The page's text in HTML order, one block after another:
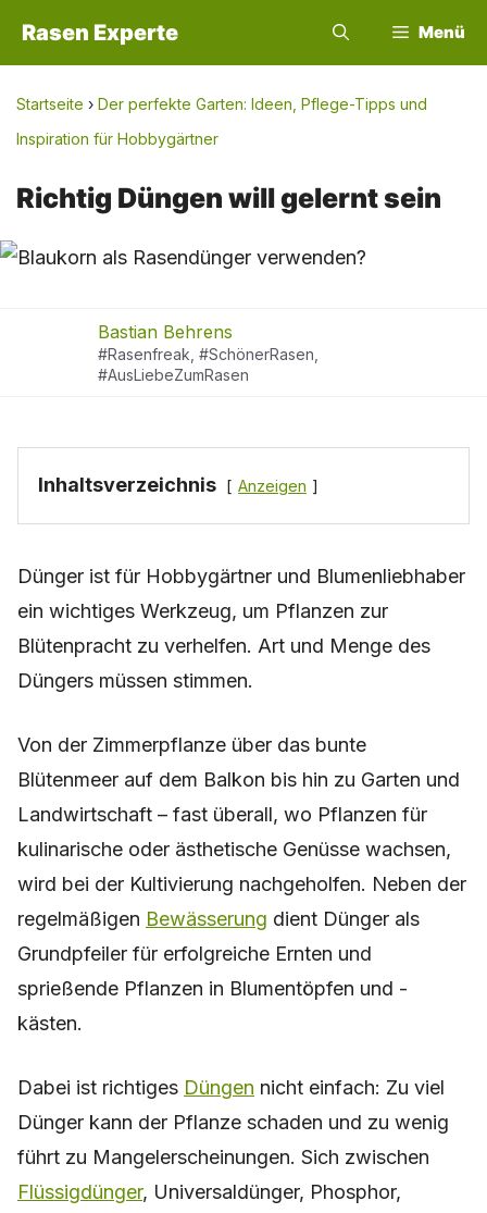
Rasen Experte Menü
Startseite › Der perfekte Garten: Ideen, Pflege-Tipps und
Inspiration für Hobbygärtner
Richtig Düngen will gelernt sein
Bastian Behrens
#Rasenfreak, #SchönerRasen,
#AusLiebeZumRasen
Inhaltsverzeichnis Anzeigen
Dünger ist für Hobbygärtner und Blumenliebhaber
ein wichtiges Werkzeug, um Pflanzen zur
Blütenpracht zu verhelfen. Art und Menge des
Düngers müssen stimmen.
Von der Zimmerpflanze über das bunte
Blütenmeer auf dem Balkon bis hin zu Garten und
Landwirtschaft – fast überall, wo Pflanzen für
kulinarische oder ästhetische Genüsse wachsen,
wird bei der Kultivierung nachgeholfen. Neben der
regelmäßigen Bewässerung dient Dünger als
Grundpfeiler für erfolgreiche Ernten und
sprießende Pflanzen in Blumentöpfen und -
kästen.
Dabei ist richtiges Düngen nicht einfach: Zu viel
Dünger kann der Pflanze schaden und zu wenig
führt zu Mangelerscheinungen. Sich zwischen
Flüssigdünger, Universaldünger, Phosphor,